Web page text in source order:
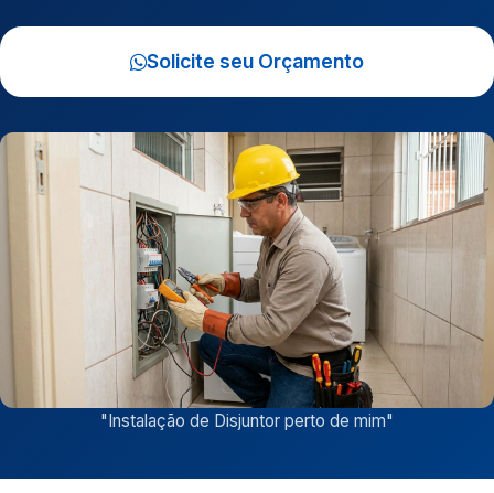
Solicite seu Orçamento
"Instalação de Disjuntor perto de mim"